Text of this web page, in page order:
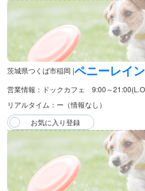
茨城県つくば市稲岡 |ペニーレイ
営業情報：ドックカフェ 9:00～
リアルタイム：ー（情報なし）